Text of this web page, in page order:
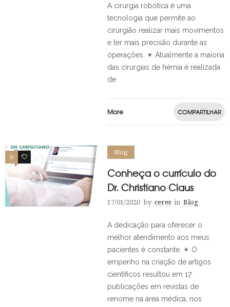
A cirurgia robótica é uma
tecnologia que permite ao
cirurgião realizar mais movimentos
e ter mais precisão durante as
operações. ✴ Atualmente a maioria
das cirurgias de hérnia é realizada
de
More COMPARTILHAR
0 0
Blog
Conheça o currículo do
Dr. Christiano Claus
17/01/2020 by ceres in Blog
A dedicação para oferecer o
melhor atendimento aos meus
pacientes é constante. ✴ O
empenho na criação de artigos
científicos resultou em 17
publicações em revistas de
renome na área médica, nos